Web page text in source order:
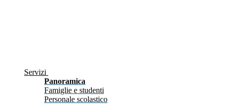
Servizi
Panoramica
Famiglie e studenti
Personale scolastico